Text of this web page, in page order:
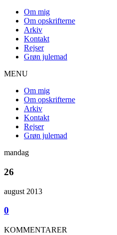
Om mig
Om opskrifterne
Arkiv
Kontakt
Rejser
Grøn julemad
MENU
Om mig
Om opskrifterne
Arkiv
Kontakt
Rejser
Grøn julemad
mandag
26
august 2013
0
KOMMENTARER